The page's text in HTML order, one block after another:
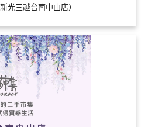
光三越台南中山店）